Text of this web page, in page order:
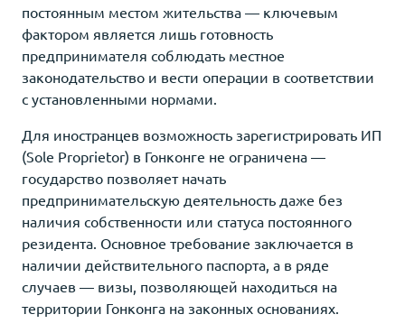
постоянным местом жительства — ключевым
фактором является лишь готовность
предпринимателя соблюдать местное
законодательство и вести операции в соответствии
с установленными нормами.
Для иностранцев возможность зарегистрировать ИП
(Sole Proprietor) в Гонконге не ограничена —
государство позволяет начать
предпринимательскую деятельность даже без
наличия собственности или статуса постоянного
резидента. Основное требование заключается в
наличии действительного паспорта, а в ряде
случаев — визы, позволяющей находиться на
территории Гонконга на законных основаниях.